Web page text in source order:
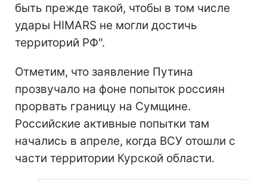
быть прежде такой, чтобы в том числе
удары HIMARS не могли достичь
территорий РФ".
Отметим, что заявление Путина
прозвучало на фоне попыток россиян
прорвать границу на Сумщине.
Российские активные попытки там
начались в апреле, когда ВСУ отошли с
части территории Курской области.